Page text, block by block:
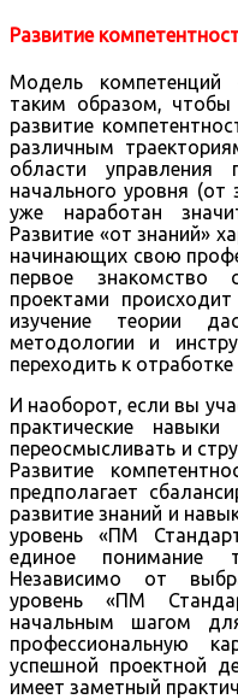
Развитие
Модель компетенций
таким образом, чтобы
развитие
различным
области
начального уровня (от
уже наработан
Развитие «от знаний»
начинающих свою
первое знакомство
проектами
изучение теории
методологии и
переходить к
И наоборот, если вы
практические
переосмысливать и
Развитие
предполагает
развитие знаний и
уровень «ПМ
единое понимание
Независимо от
уровень «ПМ
начальным шагом
профессиональную
успешной проектной
имеет заметный